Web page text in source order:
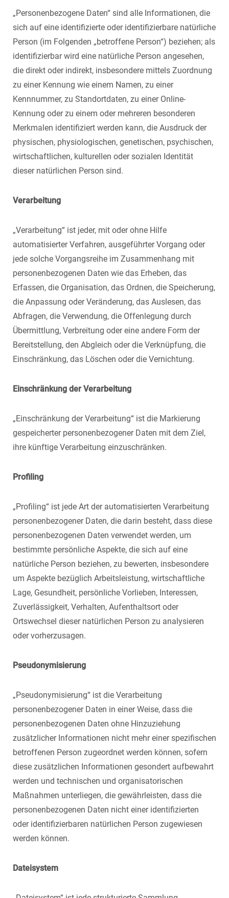
„Personenbezogene Daten“ sind alle Informationen, die
sich auf eine identifizierte oder identifizierbare natürliche
Person (im Folgenden „betroffene Person“) beziehen; als
identifizierbar wird eine natürliche Person angesehen,
die direkt oder indirekt, insbesondere mittels Zuordnung
zu einer Kennung wie einem Namen, zu einer
Kennnummer, zu Standortdaten, zu einer Online-
Kennung oder zu einem oder mehreren besonderen
Merkmalen identifiziert werden kann, die Ausdruck der
physischen, physiologischen, genetischen, psychischen,
wirtschaftlichen, kulturellen oder sozialen Identität
dieser natürlichen Person sind.
Verarbeitung
„Verarbeitung“ ist jeder, mit oder ohne Hilfe
automatisierter Verfahren, ausgeführter Vorgang oder
jede solche Vorgangsreihe im Zusammenhang mit
personenbezogenen Daten wie das Erheben, das
Erfassen, die Organisation, das Ordnen, die Speicherung,
die Anpassung oder Veränderung, das Auslesen, das
Abfragen, die Verwendung, die Offenlegung durch
Übermittlung, Verbreitung oder eine andere Form der
Bereitstellung, den Abgleich oder die Verknüpfung, die
Einschränkung, das Löschen oder die Vernichtung.
Einschränkung der Verarbeitung
„Einschränkung der Verarbeitung“ ist die Markierung
gespeicherter personenbezogener Daten mit dem Ziel,
ihre künftige Verarbeitung einzuschränken.
Profiling
„Profiling“ ist jede Art der automatisierten Verarbeitung
personenbezogener Daten, die darin besteht, dass diese
personenbezogenen Daten verwendet werden, um
bestimmte persönliche Aspekte, die sich auf eine
natürliche Person beziehen, zu bewerten, insbesondere
um Aspekte bezüglich Arbeitsleistung, wirtschaftliche
Lage, Gesundheit, persönliche Vorlieben, Interessen,
Zuverlässigkeit, Verhalten, Aufenthaltsort oder
Ortswechsel dieser natürlichen Person zu analysieren
oder vorherzusagen.
Pseudonymisierung
„Pseudonymisierung“ ist die Verarbeitung
personenbezogener Daten in einer Weise, dass die
personenbezogenen Daten ohne Hinzuziehung
zusätzlicher Informationen nicht mehr einer spezifischen
betroffenen Person zugeordnet werden können, sofern
diese zusätzlichen Informationen gesondert aufbewahrt
werden und technischen und organisatorischen
Maßnahmen unterliegen, die gewährleisten, dass die
personenbezogenen Daten nicht einer identifizierten
oder identifizierbaren natürlichen Person zugewiesen
werden können.
Dateisystem